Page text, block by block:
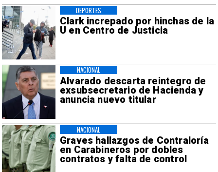
Clark increpado por hinchas de la
U en Centro de Justicia
DEPORTES
Alvarado descarta reintegro de
exsubsecretario de Hacienda y
anuncia nuevo titular
NACIONAL
Graves hallazgos de Contraloría
en Carabineros por dobles
contratos y falta de control
NACIONAL